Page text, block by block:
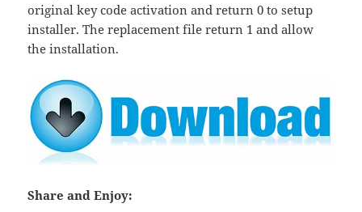
original key code activation and return 0 to setup
installer. The replacement file return 1 and allow
the installation.
Share and Enjoy: